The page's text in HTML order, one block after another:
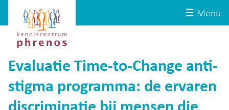
☰ Menu
Kenniscentrum
Phrenos
website
Evaluatie Time-to-Change anti-
stigma programma: de ervaren